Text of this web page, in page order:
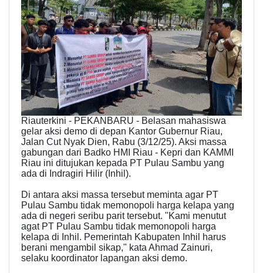
Riauterkini - PEKANBARU - Belasan mahasiswa
gelar aksi demo di depan Kantor Gubernur Riau,
Jalan Cut Nyak Dien, Rabu (3/12/25). Aksi massa
gabungan dari Badko HMI Riau - Kepri dan KAMMI
Riau ini ditujukan kepada PT Pulau Sambu yang
ada di Indragiri Hilir (Inhil).
Di antara aksi massa tersebut meminta agar PT
Pulau Sambu tidak memonopoli harga kelapa yang
ada di negeri seribu parit tersebut. "Kami menutut
agat PT Pulau Sambu tidak memonopoli harga
kelapa di Inhil. Pemerintah Kabupaten Inhil harus
berani mengambil sikap," kata Ahmad Zainuri,
selaku koordinator lapangan aksi demo.